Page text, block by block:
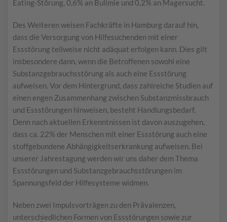
Eating-Störung, 0,6% an Bulimie und 0,2% an Magersucht.
Des Weiteren weisen Fachkräfte in Hamburg darauf hin,
dass die Versorgung von Hilfesuchenden mit einer
Essstörung teilweise nicht adäquat erfolgen kann. Dies gilt
insbesondere dann, wenn die Betroffenen sowohl eine
Substanzgebrauchsstörung als auch eine Essstörung
aufweisen. Vor dem Hintergrund, dass zahlreiche Studien auf
einen engen Zusammenhang zwischen Substanzmissbrauch
und Essstörungen hinweisen, besteht Handlungsbedarf.
Denn nach aktuellen Erkenntnissen ist davon auszugehen,
dass ca. 22% der Menschen mit einer Essstörung auch eine
stoffgebundene Abhängigkeitserkrankung aufweisen. Bei
unserer Jahrestagung werden wir uns daher dem Thema
Essstörungen und Substanzgebrauchsstörungen im
Spannungsfeld der Hilfesysteme widmen.
Neben zwei Impulsvorträgen zu den Prävalenzen,
unterschiedlichen Formen von Essstörungen sowie zur